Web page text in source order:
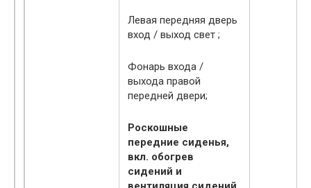
Левая передняя дверь
вход / выход свет ;
Фонарь входа /
выхода правой
передней двери;
Роскошные
передние сиденья,
вкл. обогрев
сидений и